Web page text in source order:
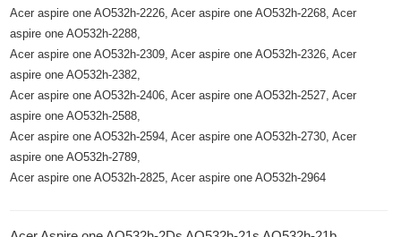
Acer aspire one AO532h-2226, Acer aspire one AO532h-2268, Acer
aspire one AO532h-2288,
Acer aspire one AO532h-2309, Acer aspire one AO532h-2326, Acer
aspire one AO532h-2382,
Acer aspire one AO532h-2406, Acer aspire one AO532h-2527, Acer
aspire one AO532h-2588,
Acer aspire one AO532h-2594, Acer aspire one AO532h-2730, Acer
aspire one AO532h-2789,
Acer aspire one AO532h-2825, Acer aspire one AO532h-2964